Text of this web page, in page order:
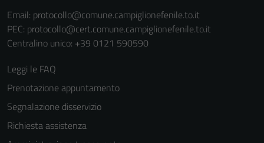
Email: protocollo@comune.campiglionefenile.to.it
PEC: protocollo@cert.comune.campiglionefenile.to.it
Centralino unico: +39 0121 590590
Leggi le FAQ
Prenotazione appuntamento
Segnalazione disservizio
Richiesta assistenza